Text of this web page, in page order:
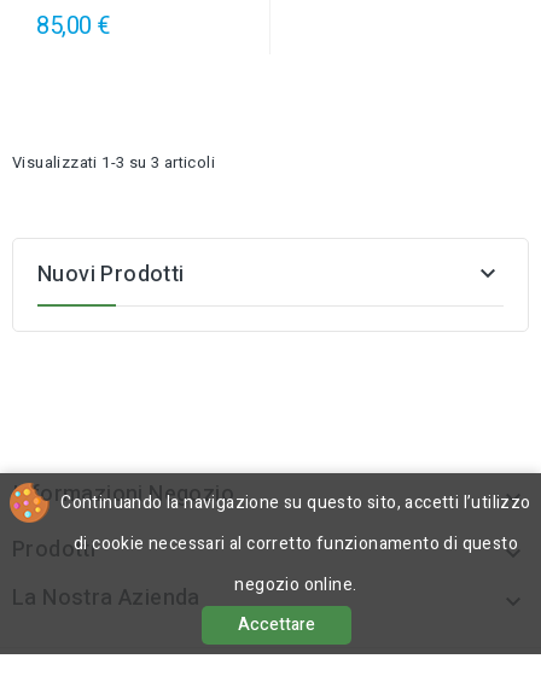
85,00 €
Visualizzati 1-3 su 3 articoli
Nuovi Prodotti 
Informazioni Negozio 
Prodotti 
La Nostra Azienda 
Continuando la navigazione su questo sito, accetti l’utilizzo
di cookie necessari al corretto funzionamento di questo
negozio online.
Accettare